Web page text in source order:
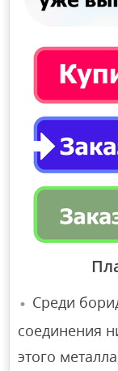
Среди
соединения
этого